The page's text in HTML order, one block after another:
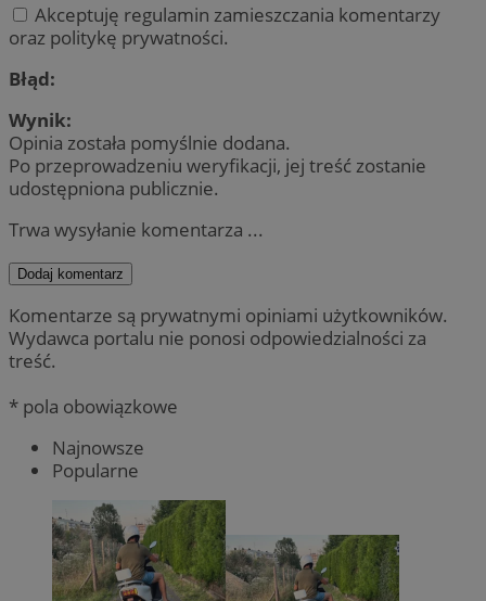
Akceptuję regulamin zamieszczania komentarzy
oraz politykę prywatności.
Błąd:
Wynik:
Opinia została pomyślnie dodana.
Po przeprowadzeniu weryfikacji, jej treść zostanie
udostępniona publicznie.
Trwa wysyłanie komentarza ...
Dodaj komentarz
Komentarze są prywatnymi opiniami użytkowników.
Wydawca portalu nie ponosi odpowiedzialności za
treść.
* pola obowiązkowe
Najnowsze
Popularne